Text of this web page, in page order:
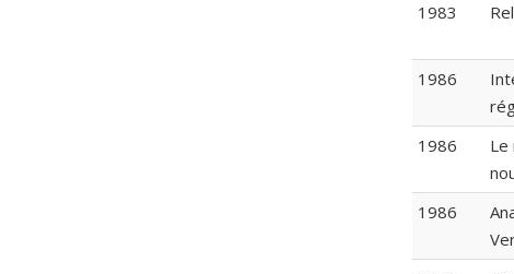
1983
1986
1986
Le
1986